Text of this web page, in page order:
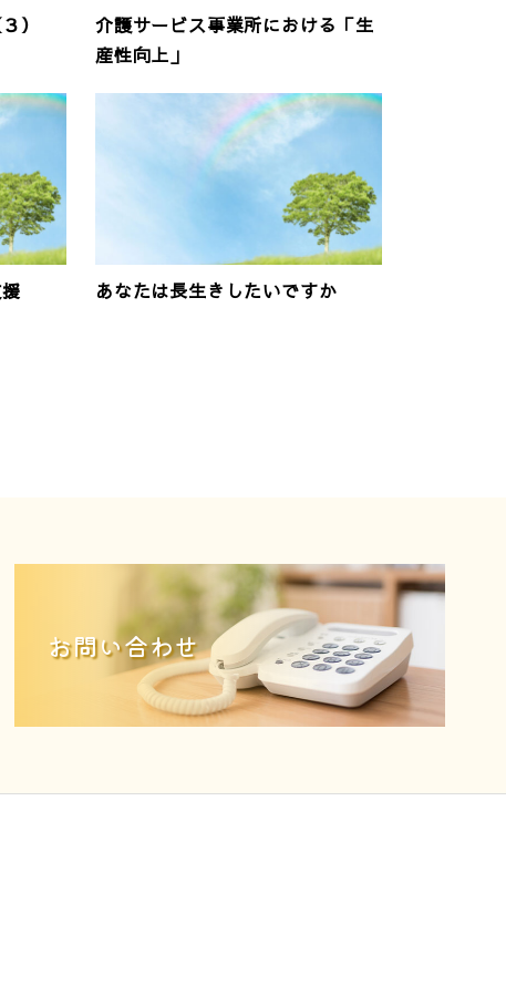
）
介護サービス事業所における「生
産性向上」
あなたは長生きしたいですか
お問い合わせ